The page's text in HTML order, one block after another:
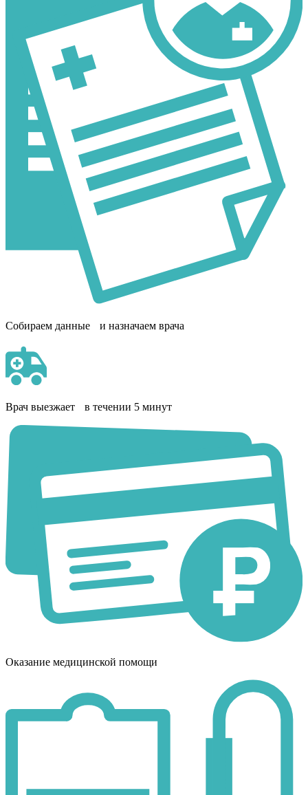
Собираем данные и назначаем врача
Врач выезжает в течении 5 минут
Оказание медицинской помощи